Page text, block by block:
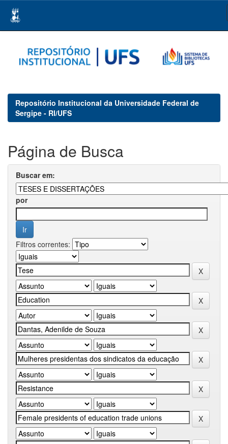
navigation
Repositório Institucional da Universidade Federal de
Sergipe - RI/UFS
Página de Busca
Buscar em:
por
Filtros correntes: